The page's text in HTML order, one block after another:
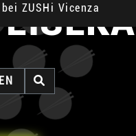
ZUSHi Vicenza